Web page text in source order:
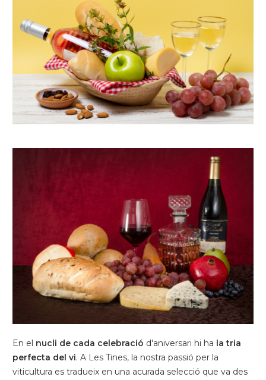
En el nucli de cada celebració d'aniversari hi ha la tria
perfecta del vi. A Les Tines, la nostra passió per la
viticultura es tradueix en una acurada selecció que va des